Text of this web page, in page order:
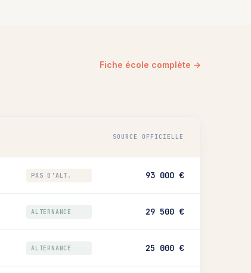
Fiche école complète →
SOURCE OFFICIELLE
PAS D'ALT. 93 000 €
ALTERNANCE 29 500 €
ALTERNANCE 25 000 €